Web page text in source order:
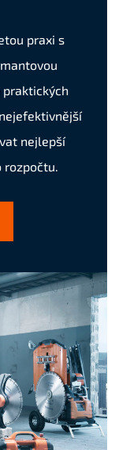
praxi s
praktických
nejlepší